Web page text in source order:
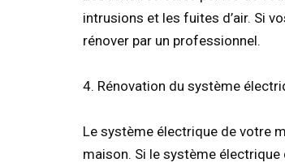
intrusions et les fuites d’air. Si
rénover par un professionnel.
4. Rénovation du système
Le système électrique de votre
maison. Si le système